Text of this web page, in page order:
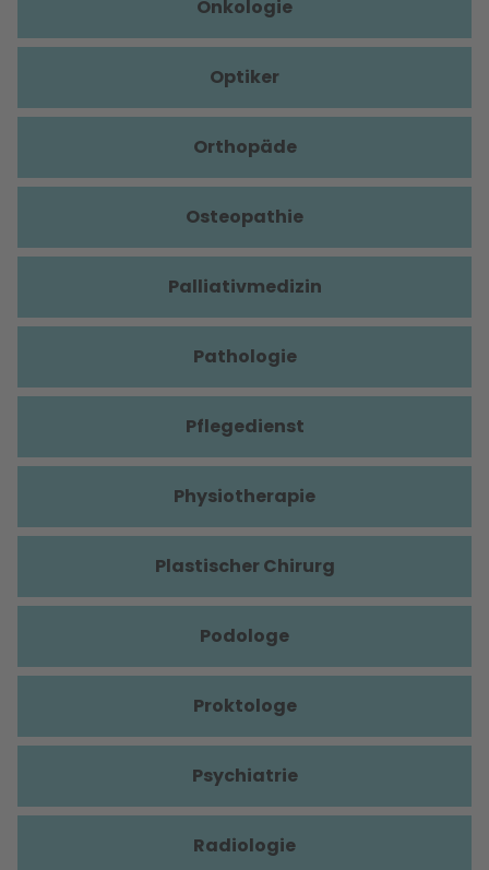
Onkologie
Optiker
Orthopäde
Osteopathie
Palliativmedizin
Pathologie
Pflegedienst
Physiotherapie
Plastischer Chirurg
Podologe
Proktologe
Psychiatrie
Radiologie